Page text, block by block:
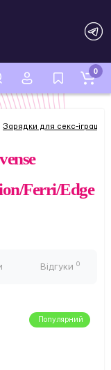
0
Зарядки для секс-іграшок
Ferri/Edge
Відгуки 0
Популярний